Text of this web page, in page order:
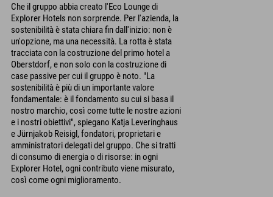
Che il gruppo abbia creato l'Eco Lounge di
Explorer Hotels non sorprende. Per l'azienda, la
sostenibilità è stata chiara fin dall'inizio: non è
un'opzione, ma una necessità. La rotta è stata
tracciata con la costruzione del primo hotel a
Oberstdorf, e non solo con la costruzione di
case passive per cui il gruppo è noto. "La
sostenibilità è più di un importante valore
fondamentale: è il fondamento su cui si basa il
nostro marchio, così come tutte le nostre azioni
e i nostri obiettivi", spiegano Katja Leveringhaus
e Jürnjakob Reisigl, fondatori, proprietari e
amministratori delegati del gruppo. Che si tratti
di consumo di energia o di risorse: in ogni
Explorer Hotel, ogni contributo viene misurato,
così come ogni miglioramento.